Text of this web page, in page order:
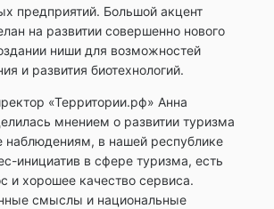
предприятий. Большой акцент
на развитии совершенно нового
ниши для возможностей
и развития биотехнологий.
«Территории.рф» Анна
мнением о развитии туризма
наблюдениям, в нашей республике
инициатив в сфере туризма, есть
и хорошее качество сервиса.
смыслы и национальные